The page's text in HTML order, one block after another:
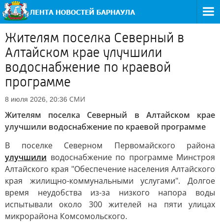
Жителям поселка Северный в
Алтайском крае улучшили
водоснабжение по краевой
программе
8 июля 2026, 20:36 СМИ
Жителям поселка Северный в Алтайском крае
улучшили водоснабжение по краевой программе
В поселке Северном Первомайского района
улучшили водоснабжение по программе Минстроя
Алтайского края "Обеспечение населения Алтайского
края жилищно-коммунальными услугами". Долгое
время неудобства из-за низкого напора воды
испытывали около 300 жителей на пяти улицах
микрорайона Комсомольского.